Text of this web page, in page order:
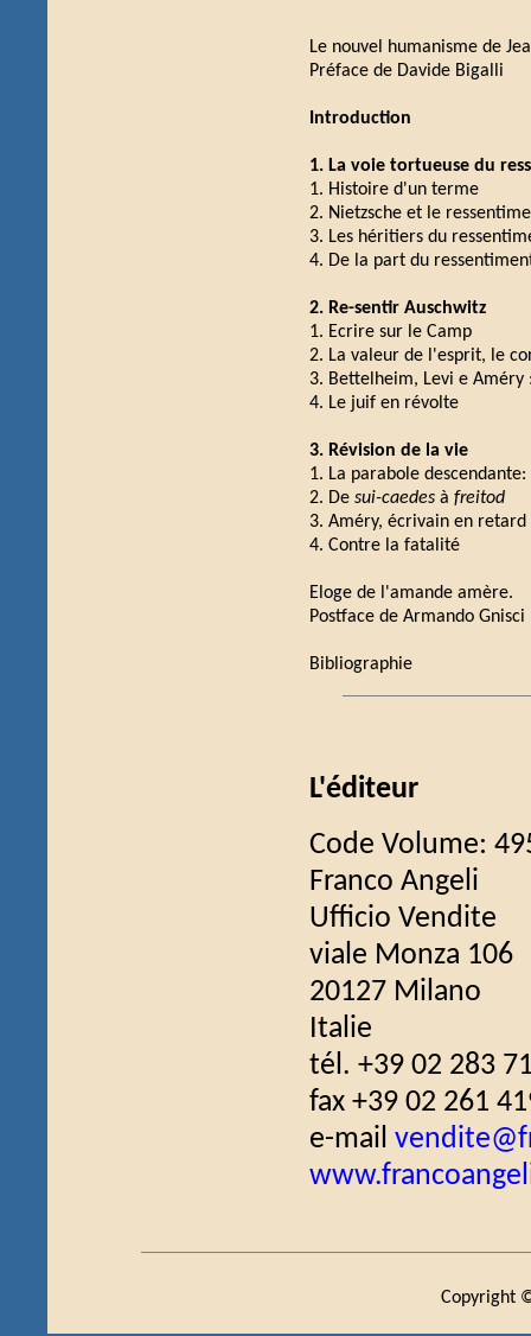
Le nouvel humanisme de
Préface de Davide Bigalli
Introduction
1. La voie tortueuse du
1. Histoire d'un terme
2. Nietzsche et le
3. Les héritiers du
4. De la part du
2. Re-sentir Auschwitz
1. Ecrire sur le Camp
2. La valeur de l'esprit, le
3. Bettelheim, Levi e
4. Le juif en révolte
3. Révision de la vie
1. La parabole
2. De sui-caedes à freitod
3. Améry, écrivain en retard
4. Contre la fatalité
Eloge de l'amande amère.
Postface de Armando Gnisci
Bibliographie
L'éditeur
Code Volume:
Franco Angeli
Ufficio Vendite
viale Monza 106
20127 Milano
Italie
tél. +39 02 283
fax +39 02 261
e-mail
Copyright